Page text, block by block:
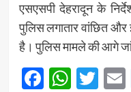
एसएसपी देहरादून के
पुलिस लगातार वांछित और
है। पुलिस मामले की आगे